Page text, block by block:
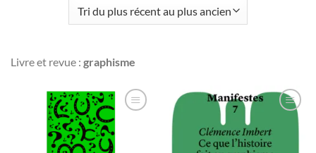
Livre et revue : graphisme
Ajouter
wishlist